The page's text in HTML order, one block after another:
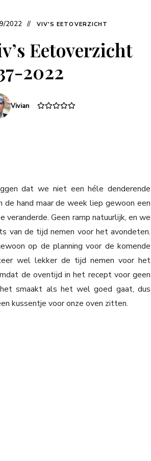
2022 VIV'S EETOVERZICHT
Eetoverzicht
2022
Vivian
dat we niet een héle denderende
hand maar de week liep gewoon een
Geen ramp natuurlijk, en we
van de tijd nemen voor het avondeten.
op de planning voor de komende
wel lekker de tijd nemen voor het
de oventijd in het recept voor geen
smaakt als het wel goed gaat, dus
kussentje voor onze oven zitten.